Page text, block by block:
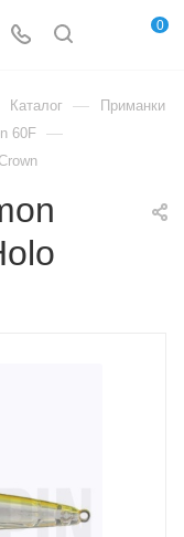
0
Каталог — Приманки
60F —